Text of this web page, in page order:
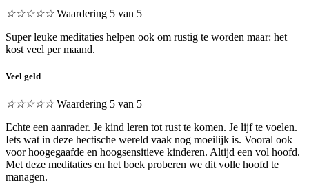
☆☆☆☆☆ Waardering 5 van 5
Super leuke meditaties helpen ook om rustig te worden maar: het
kost veel per maand.
Veel geld
☆☆☆☆☆ Waardering 5 van 5
Echte een aanrader. Je kind leren tot rust te komen. Je lijf te voelen.
Iets wat in deze hectische wereld vaak nog moeilijk is. Vooral ook
voor hoogegaafde en hoogsensitieve kinderen. Altijd een vol hoofd.
Met deze meditaties en het boek proberen we dit volle hoofd te
managen.